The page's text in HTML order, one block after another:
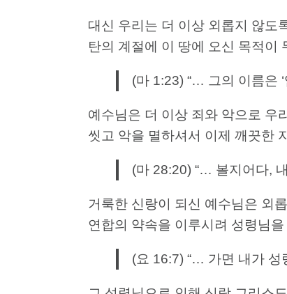
대신 우리는 더 이상 외롭지 않도
탄의 계절에 이 땅에 오신 목적이
(마 1:23) “… 그의 이름은
예수님은 더 이상 죄와 악으로 우
씻고 악을 멸하셔서 이제 깨끗한
(마 28:20) “… 볼지어다,
거룩한 신랑이 되신 예수님은 외
연합의 약속을 이루시려 성령님
(요 16:7) “… 가면 내가 성